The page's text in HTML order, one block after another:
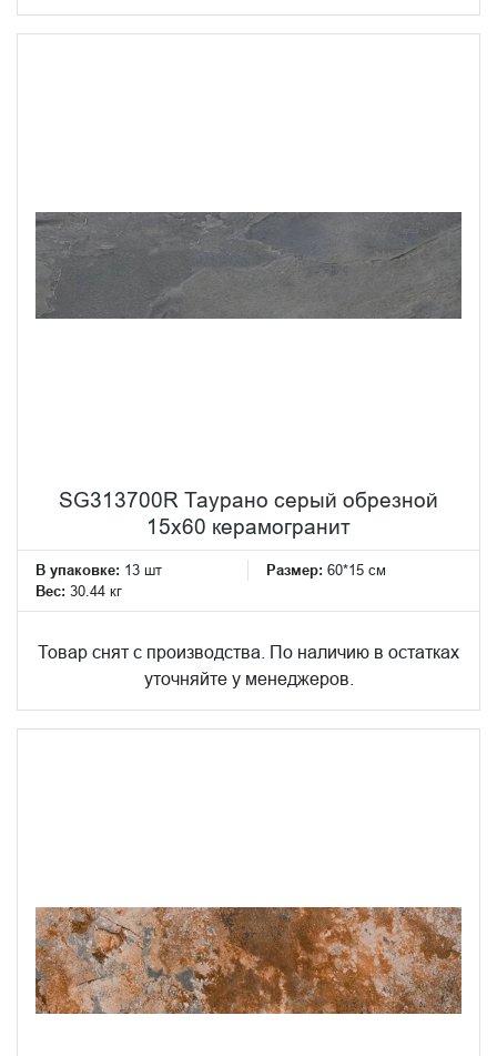
SG313700R Таурано серый обрезной
15x60 керамогранит
В упаковке: 13 шт Размер: 60*15 см
Вес: 30.44 кг
Товар снят с производства. По наличию в остатках
уточняйте у менеджеров.